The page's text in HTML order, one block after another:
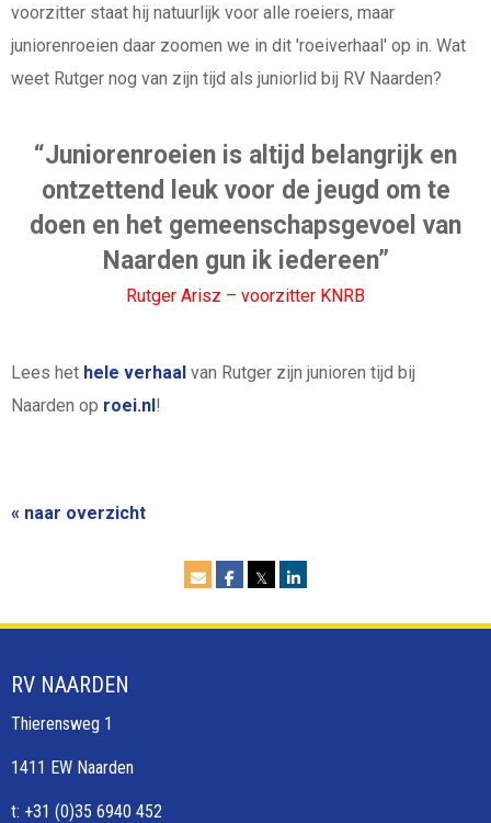
voorzitter staat hij natuurlijk voor alle roeiers, maar
juniorenroeien daar zoomen we in dit 'roeiverhaal' op in. Wat
weet Rutger nog van zijn tijd als juniorlid bij RV Naarden?
“Juniorenroeien is altijd belangrijk en
ontzettend leuk voor de jeugd om te
doen en het gemeenschapsgevoel van
Naarden gun ik iedereen”
Rutger Arisz – voorzitter KNRB
Lees het hele verhaal van Rutger zijn junioren tijd bij
Naarden op roei.nl!
« naar overzicht
𝕏
RV NAARDEN
Thierensweg 1
1411 EW Naarden
t: +31 (0)35 6940 452